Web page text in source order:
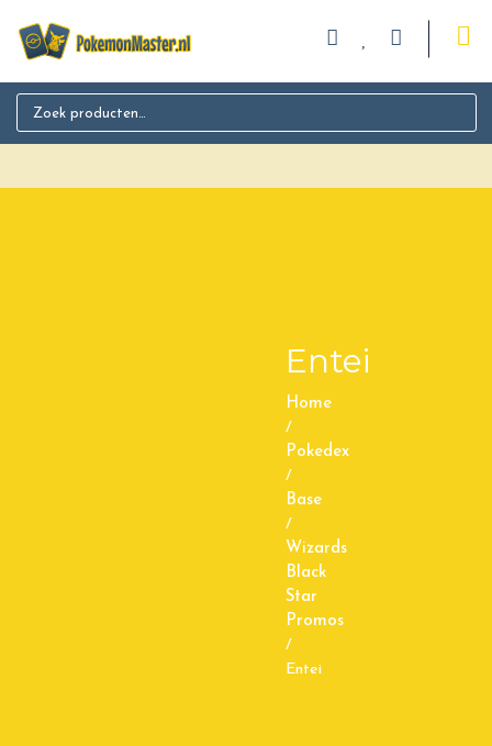
Search for:
Entei
Home
/
Pokedex
/
Base
/
Wizards
Black
Star
Promos
/
Entei